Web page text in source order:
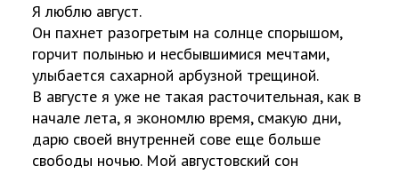
Я люблю август.
Он пахнет разогретым на солнце спорышом,
горчит полынью и несбывшимися мечтами,
улыбается сахарной арбузной трещиной.
В августе я уже не такая расточительная, как в
начале лета, я экономлю время, смакую дни,
дарю своей внутренней сове еще больше
свободы ночью. Мой августовский сон